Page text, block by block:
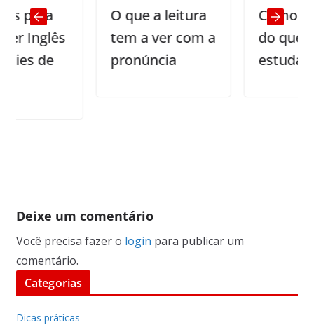
O que a leitura
tem a ver com a
pronúncia
Como reter
do que você
estuda
Deixe um comentário
Você precisa fazer o login para publicar um
comentário.
Categorias
Dicas práticas